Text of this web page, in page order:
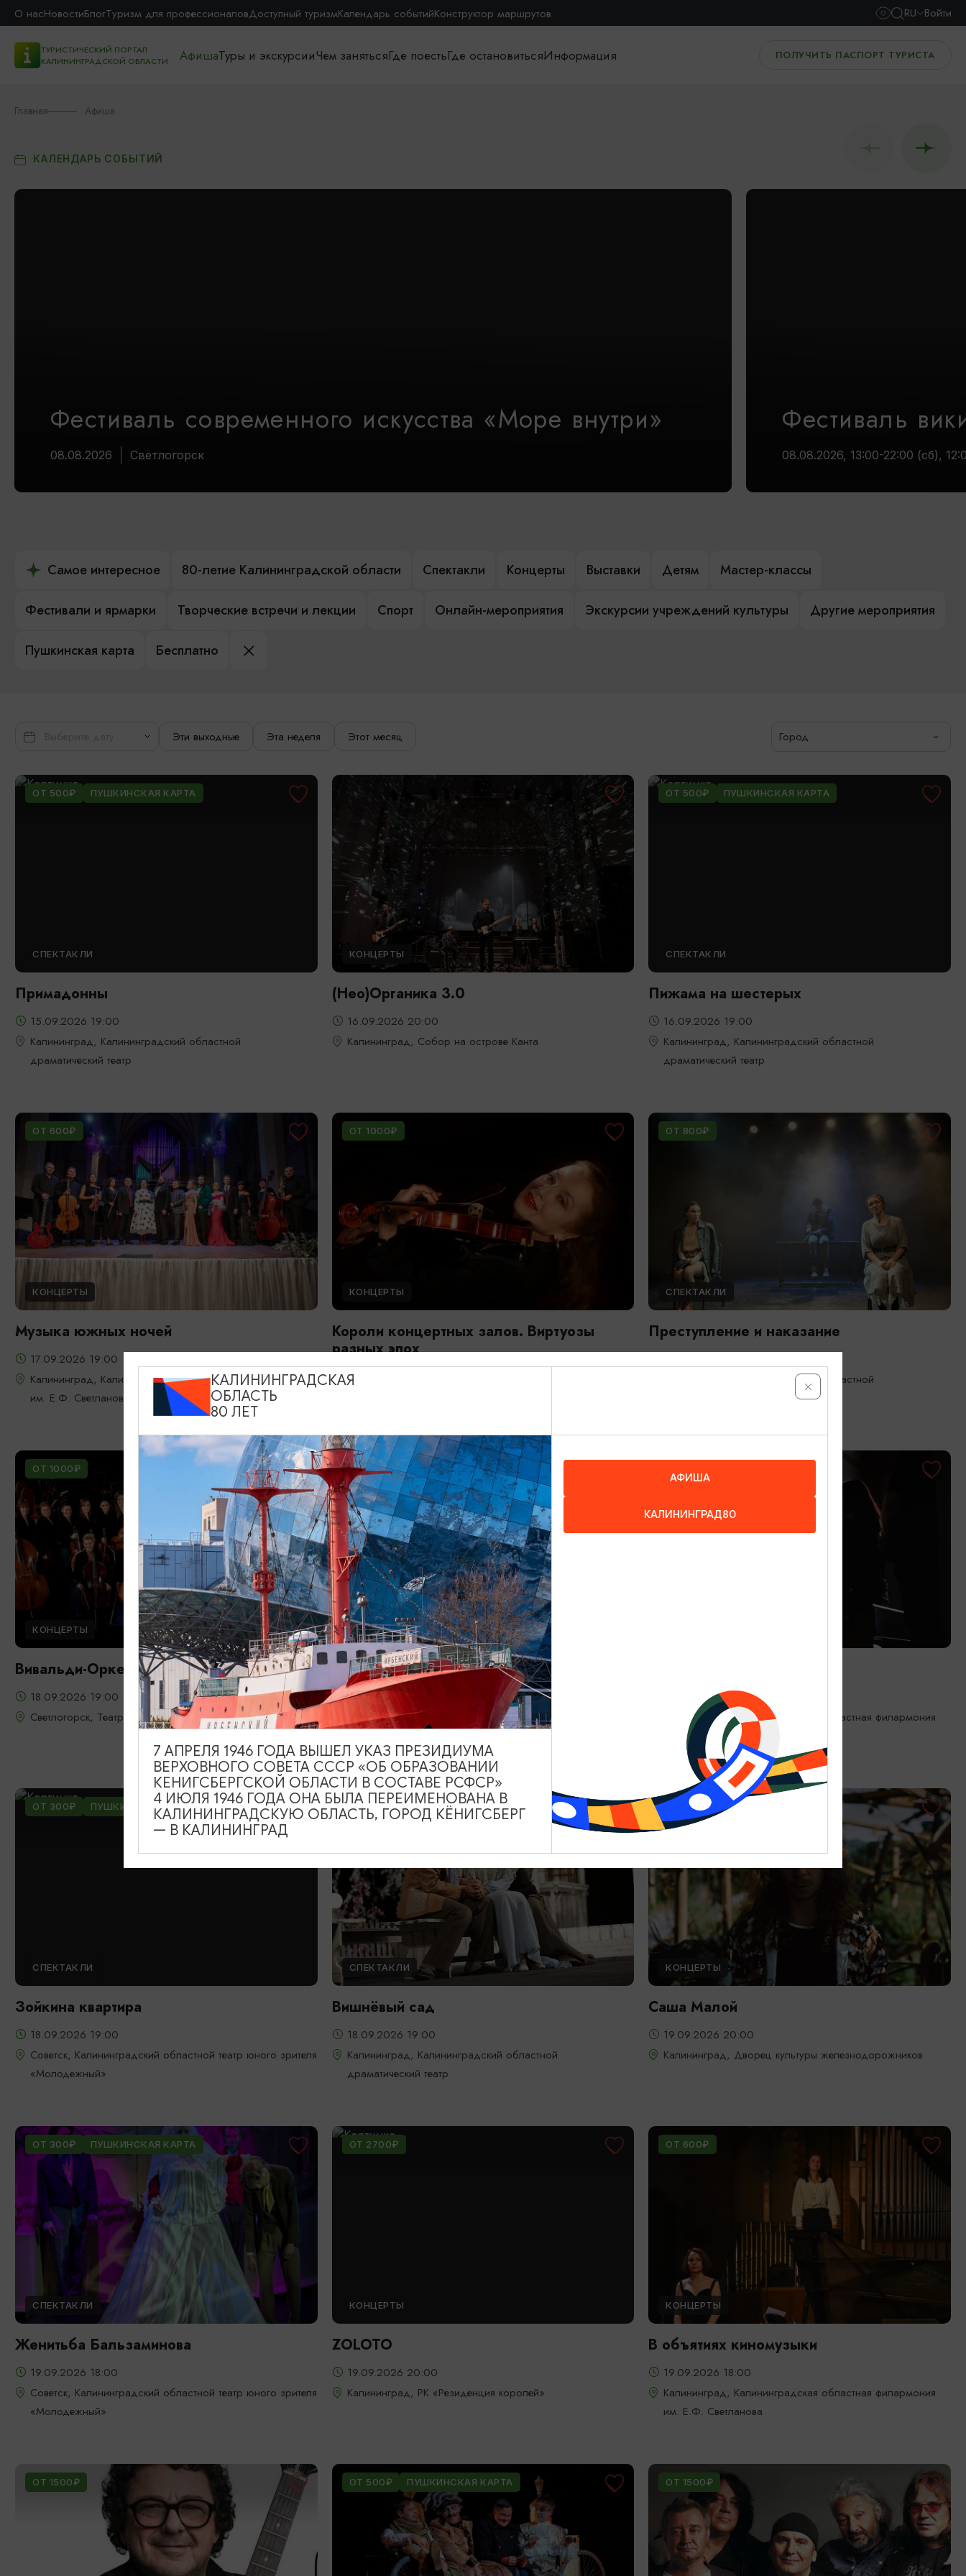
О насНовостиБлогТуризм для профессионаловДоступный туризмКалендарь событийКонструктор маршрутов RU Войти
ТУРИСТИЧЕСКИЙ ПОРТАЛ
КАЛИНИНГРАДСКОЙ ОБЛАСТИ
АфишаТуры и экскурсииЧем занятьсяГде поестьГде остановитьсяИнформация ПОЛУЧИТЬ ПАСПОРТ ТУРИСТА
Главная Афиша
КАЛЕНДАРЬ СОБЫТИЙ
Фестиваль современного искусства «Море внутри»
08.08.2026 Светлогорск
Фестиваль
08.08.2026, 13:00-22:00 (сб),
Самое интересное 80-летие Калининградской области Спектакли Концерты Выставки Детям Мастер-классы
Фестивали и ярмарки Творческие встречи и лекции Спорт Онлайн-мероприятия Экскурсии учреждений культуры Другие мероприятия
Пушкинская карта Бесплатно
Эти выходные Эта неделя Этот месяц Город
ОТ 500₽ ПУШКИНСКАЯ КАРТА
СПЕКТАКЛИ
Примадонны
15.09.2026 19:00
Калининград, Калининградский областной
драматический театр
КОНЦЕРТЫ
(Нео)Органика 3.0
16.09.2026 20:00
Калининград, Собор на острове Канта
ОТ 500₽ ПУШКИНСКАЯ КАРТА
СПЕКТАКЛИ
Пижама на шестерых
16.09.2026 19:00
Калининград, Калининградский областной
драматический театр
ОТ 600₽
КОНЦЕРТЫ
Музыка южных ночей
17.09.2026 19:00
Калининград, Калининградская областная филармония
им. Е.Ф. Светланова
ОТ 1000₽
КОНЦЕРТЫ
Короли концертных залов. Виртуозы
разных эпох
17.09.2026 20:00
ОТ 800₽
СПЕКТАКЛИ
Преступление и наказание
Калининград, Калининградский областной
ОТ 1000₽
КОНЦЕРТЫ
Вивальди-Оркестр
18.09.2026 19:00
Светлогорск, Театр эстрады «Янтарь-холл»
ОТ 400₽
КОНЦЕРТЫ
Диско-шоу «Вояж»
18.09.2026 19:00
Калининград, Калининградский театр эстрады
18.09.2026 19:00
Калининград, Калининградская областная филармония
им. Е.Ф. Светланова
ОТ 300₽ ПУШКИНСКАЯ КАРТА
СПЕКТАКЛИ
Зойкина квартира
18.09.2026 19:00
Советск, Калининградский областной театр юного зрителя
«Молодежный»
ОТ 500₽ ПУШКИНСКАЯ КАРТА
СПЕКТАКЛИ
Вишнёвый сад
18.09.2026 19:00
Калининград, Калининградский областной
драматический театр
ОТ 1750₽
КОНЦЕРТЫ
Саша Малой
19.09.2026 20:00
Калининград, Дворец культуры железнодорожников
ОТ 300₽ ПУШКИНСКАЯ КАРТА
СПЕКТАКЛИ
Женитьба Бальзаминова
19.09.2026 18:00
Советск, Калининградский областной театр юного зрителя
«Молодежный»
ОТ 2700₽
КОНЦЕРТЫ
ZOLOTO
19.09.2026 20:00
Калининград, РК «Резиденция королей»
ОТ 600₽
КОНЦЕРТЫ
В объятиях киномузыки
19.09.2026 18:00
Калининград, Калининградская областная филармония
им. Е.Ф. Светланова
ОТ 1500₽ ОТ 500₽ ПУШКИНСКАЯ КАРТА ОТ 1500₽
КАЛИНИНГРАДСКАЯ
ОБЛАСТЬ
80 ЛЕТ
АФИША
КАЛИНИНГРАД80
7 АПРЕЛЯ 1946 ГОДА ВЫШЕЛ УКАЗ ПРЕЗИДИУМА
ВЕРХОВНОГО СОВЕТА СССР «ОБ ОБРАЗОВАНИИ
КЕНИГСБЕРГСКОЙ ОБЛАСТИ В СОСТАВЕ РСФСР»
4 ИЮЛЯ 1946 ГОДА ОНА БЫЛА ПЕРЕИМЕНОВАНА В
КАЛИНИНГРАДСКУЮ ОБЛАСТЬ, ГОРОД КЁНИГСБЕРГ
— В КАЛИНИНГРАД